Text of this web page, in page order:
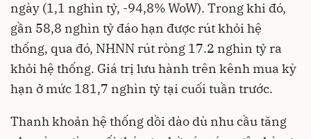
ngày (1,1 nghìn tỷ, -94,8% WoW). Trong khi đó,
gần 58,8 nghìn tỷ đáo hạn được rút khỏi hệ
thống, qua đó, NHNN rút ròng 17.2 nghìn tỷ ra
khỏi hệ thống. Giá trị lưu hành trên kênh mua kỳ
hạn ở mức 181,7 nghìn tỷ tại cuối tuần trước.
Thanh khoản hệ thống dồi dào dù nhu cầu tăng